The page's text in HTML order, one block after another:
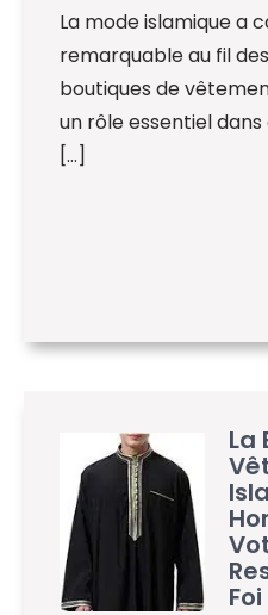
La mode islamique a
remarquable au fil
boutiques de
un rôle essentiel
[…]
La
Foi